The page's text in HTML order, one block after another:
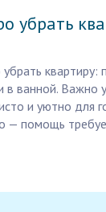
убрать
в ванной. Важно
и уютно для
— помощь